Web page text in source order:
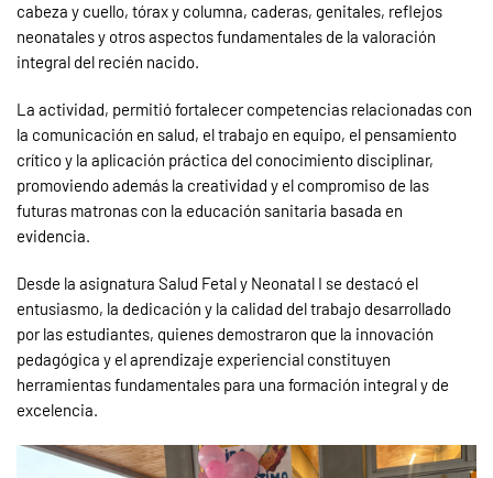
cabeza y cuello, tórax y columna, caderas, genitales, reflejos
neonatales y otros aspectos fundamentales de la valoración
integral del recién nacido.
La actividad, permitió fortalecer competencias relacionadas con
la comunicación en salud, el trabajo en equipo, el pensamiento
crítico y la aplicación práctica del conocimiento disciplinar,
promoviendo además la creatividad y el compromiso de las
futuras matronas con la educación sanitaria basada en
evidencia.
Desde la asignatura Salud Fetal y Neonatal I se destacó el
entusiasmo, la dedicación y la calidad del trabajo desarrollado
por las estudiantes, quienes demostraron que la innovación
pedagógica y el aprendizaje experiencial constituyen
herramientas fundamentales para una formación integral y de
excelencia.